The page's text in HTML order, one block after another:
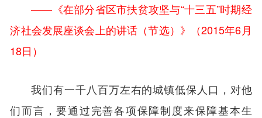
——《在部分省区市扶贫攻坚与“十三五”时期经
济社会发展座谈会上的讲话（节选）》（2015年6月
18日）
我们有一千八百万左右的城镇低保人口，对他
们而言，要通过完善各项保障制度来保障基本生